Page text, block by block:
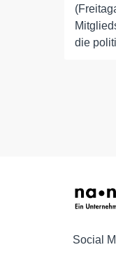
die
Social